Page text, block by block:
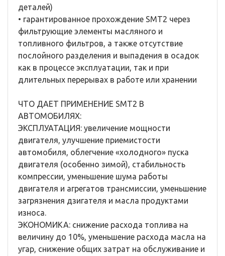
деталей)
• гарантированное прохождение SMT2 через
фильтрующие элементы масляного и
топливного фильтров, а также отсутствие
послойного разделения и выпадения в осадок
как в процессе эксплуатации, так и при
длительных перерывах в работе или хранении
ЧТО ДАЕТ ПРИМЕНЕНИЕ SMT2 В
АВТОМОБИЛЯХ:
ЭКСПЛУАТАЦИЯ: увеличение мощности
двигателя, улучшение приемистости
автомобиля, облегчение «холодного» пуска
двигателя (особенно зимой), стабильность
компрессии, уменьшение шума работы
двигателя и агрегатов трансмиссии, уменьшение
загрязнения дзигателя и масла продуктами
износа.
ЭКОНОМИКА: снижение расхода топлива на
величину до 10%, уменьшение расхода масла на
угар, снижение общих затрат на обслуживание и